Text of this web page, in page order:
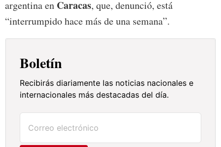
argentina en Caracas, que, denunció, está
“interrumpido hace más de una semana”.
Boletín
Recibirás diariamente las noticias nacionales e
internacionales más destacadas del día.